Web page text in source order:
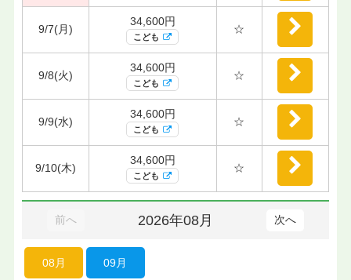
9/7(月)
34,600円
こども
☆
9/8(火)
34,600円
こども
☆
9/9(水)
34,600円
こども
☆
9/10(木)
34,600円
こども
☆
前へ 2026年08月 次へ
08月 09月